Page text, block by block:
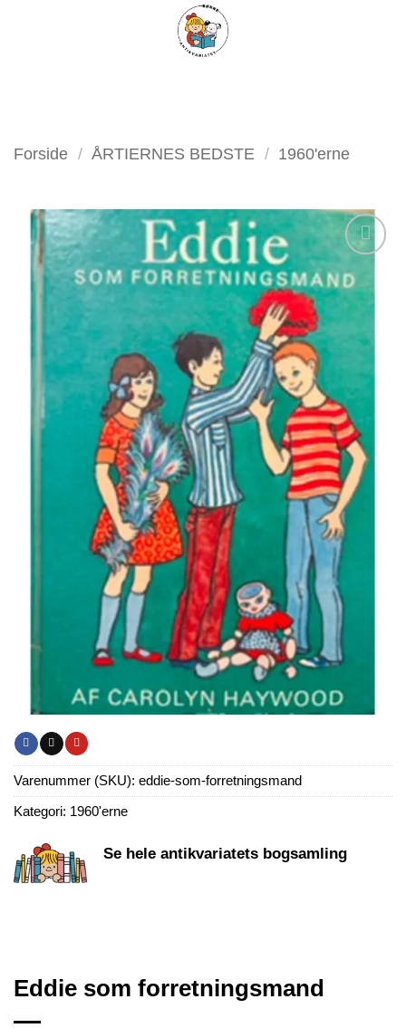
FILTER
Forside / ÅRTIERNES BEDSTE / 1960'erne
Tilføj
som
favorit
Varenummer (SKU): eddie-som-forretningsmand
Kategori: 1960'erne
Se hele antikvariatets bogsamling
Eddie som forretningsmand